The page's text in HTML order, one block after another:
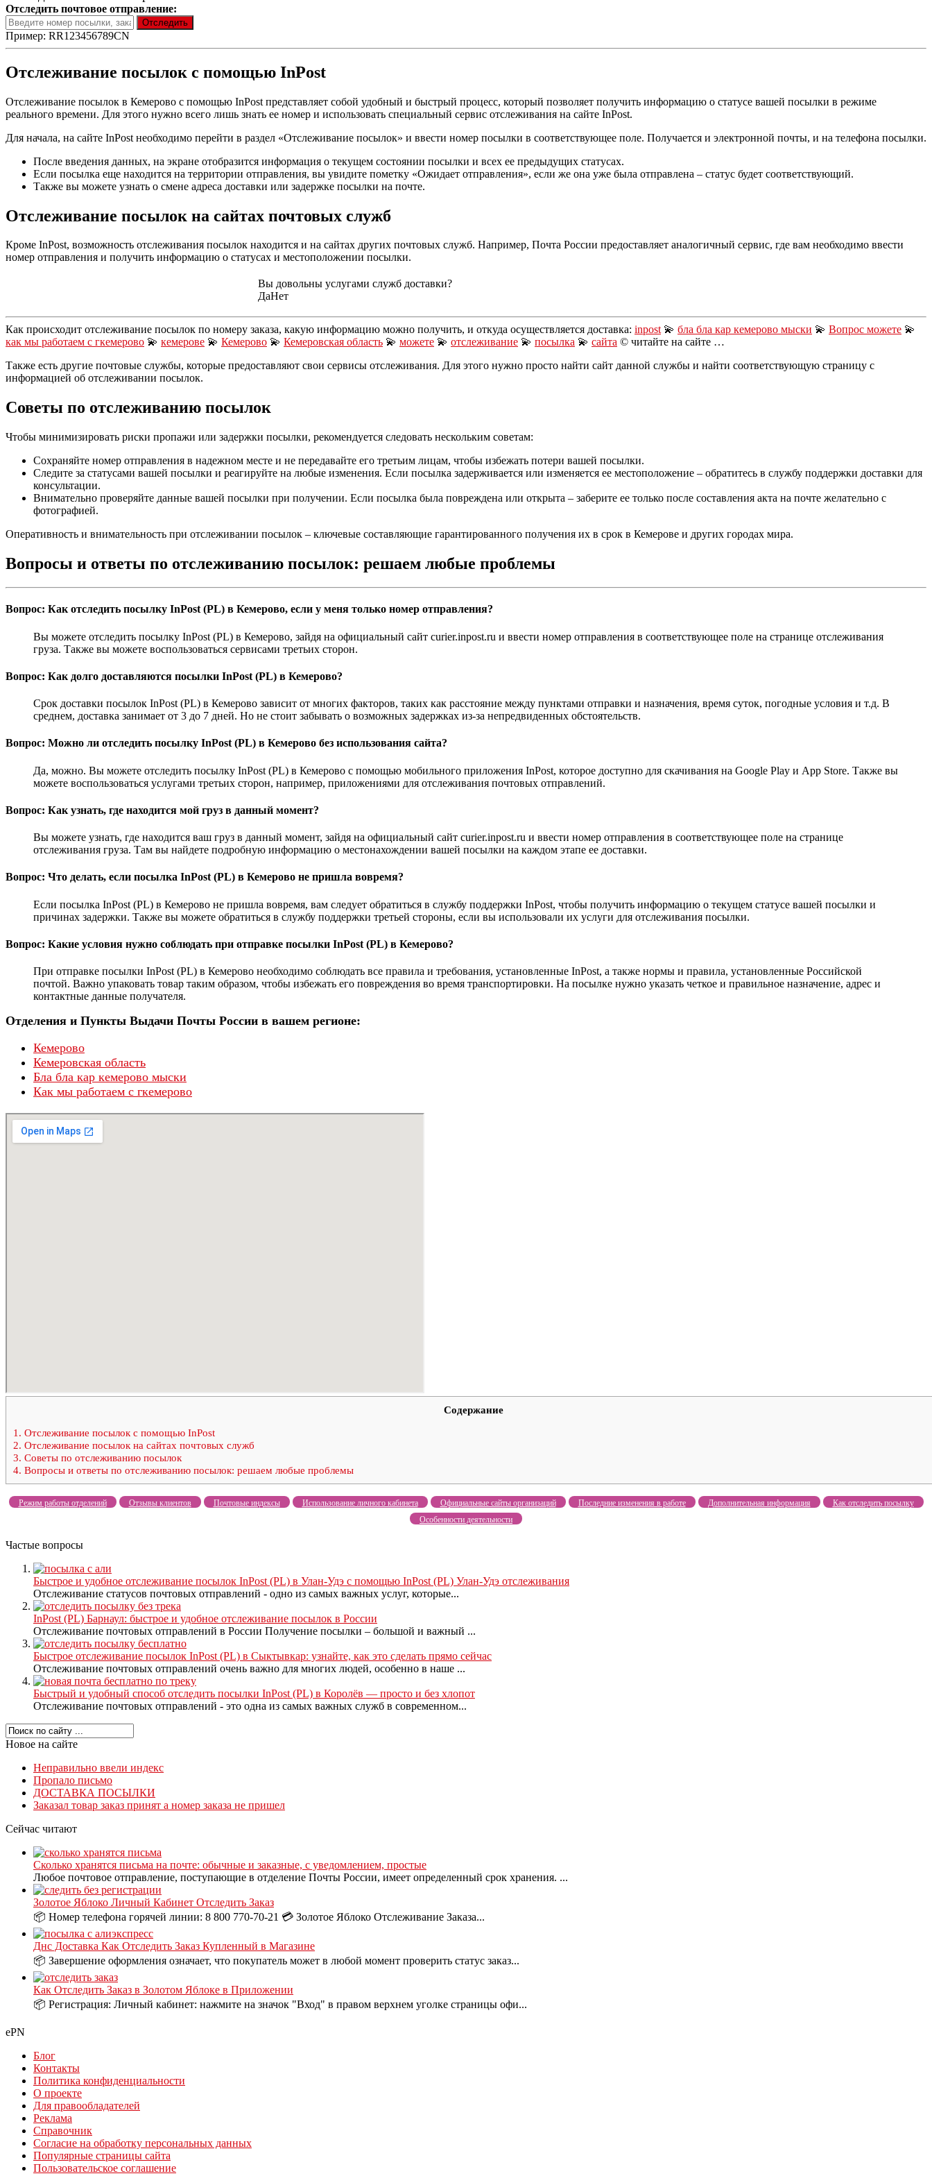
Отследить почтовое отправление:
Пример: RR123456789CN
Отслеживание посылок с помощью InPost
Отслеживание посылок в Кемерово с помощью InPost представляет собой удобный и быстрый процесс, который позволяет получить информацию о статусе вашей посылки в режиме
реального времени. Для этого нужно всего лишь знать ее номер и использовать специальный сервис отслеживания на сайте InPost.
Для начала, на сайте InPost необходимо перейти в раздел «Отслеживание посылок» и ввести номер посылки в соответствующее поле. Получается и электронной почты, и на телефона посылки.
После введения данных, на экране отобразится информация о текущем состоянии посылки и всех ее предыдущих статусах.
Если посылка еще находится на территории отправления, вы увидите пометку «Ожидает отправления», если же она уже была отправлена – статус будет соответствующий.
Также вы можете узнать о смене адреса доставки или задержке посылки на почте.
Отслеживание посылок на сайтах почтовых служб
Кроме InPost, возможность отслеживания посылок находится и на сайтах других почтовых служб. Например, Почта России предоставляет аналогичный сервис, где вам необходимо ввести
номер отправления и получить информацию о статусах и местоположении посылки.
Вы довольны услугами служб доставки?
ДаНет
Как происходит отслеживание посылок по номеру заказа, какую информацию можно получить, и откуда осуществляется доставка: inpost💫 бла бла кар кемерово мыски 💫 Вопрос можете 💫
как мы работаем с гкемерово 💫 кемерове 💫 Кемерово 💫 Кемеровская область 💫 можете 💫 отслеживание 💫 посылка 💫 сайта © читайте на сайте …
Также есть другие почтовые службы, которые предоставляют свои сервисы отслеживания. Для этого нужно просто найти сайт данной службы и найти соответствующую страницу с
информацией об отслеживании посылок.
Советы по отслеживанию посылок
Чтобы минимизировать риски пропажи или задержки посылки, рекомендуется следовать нескольким советам:
Сохраняйте номер отправления в надежном месте и не передавайте его третьим лицам, чтобы избежать потери вашей посылки.
Следите за статусами вашей посылки и реагируйте на любые изменения. Если посылка задерживается или изменяется ее местоположение – обратитесь в службу поддержки доставки для
консультации.
Внимательно проверяйте данные вашей посылки при получении. Если посылка была повреждена или открыта – заберите ее только после составления акта на почте желательно с
фотографией.
Оперативность и внимательность при отслеживании посылок – ключевые составляющие гарантированного получения их в срок в Кемерове и других городах мира.
Вопросы и ответы по отслеживанию посылок: решаем любые проблемы
Вопрос: Как отследить посылку InPost (PL) в Кемерово, если у меня только номер отправления?
Вы можете отследить посылку InPost (PL) в Кемерово, зайдя на официальный сайт curier.inpost.ru и ввести номер отправления в соответствующее поле на странице отслеживания
груза. Также вы можете воспользоваться сервисами третьих сторон.
Вопрос: Как долго доставляются посылки InPost (PL) в Кемерово?
Срок доставки посылок InPost (PL) в Кемерово зависит от многих факторов, таких как расстояние между пунктами отправки и назначения, время суток, погодные условия и т.д. В
среднем, доставка занимает от 3 до 7 дней. Но не стоит забывать о возможных задержках из-за непредвиденных обстоятельств.
Вопрос: Можно ли отследить посылку InPost (PL) в Кемерово без использования сайта?
Да, можно. Вы можете отследить посылку InPost (PL) в Кемерово с помощью мобильного приложения InPost, которое доступно для скачивания на Google Play и App Store. Также вы
можете воспользоваться услугами третьих сторон, например, приложениями для отслеживания почтовых отправлений.
Вопрос: Как узнать, где находится мой груз в данный момент?
Вы можете узнать, где находится ваш груз в данный момент, зайдя на официальный сайт curier.inpost.ru и ввести номер отправления в соответствующее поле на странице
отслеживания груза. Там вы найдете подробную информацию о местонахождении вашей посылки на каждом этапе ее доставки.
Вопрос: Что делать, если посылка InPost (PL) в Кемерово не пришла вовремя?
Если посылка InPost (PL) в Кемерово не пришла вовремя, вам следует обратиться в службу поддержки InPost, чтобы получить информацию о текущем статусе вашей посылки и
причинах задержки. Также вы можете обратиться в службу поддержки третьей стороны, если вы использовали их услуги для отслеживания посылки.
Вопрос: Какие условия нужно соблюдать при отправке посылки InPost (PL) в Кемерово?
При отправке посылки InPost (PL) в Кемерово необходимо соблюдать все правила и требования, установленные InPost, а также нормы и правила, установленные Российской
почтой. Важно упаковать товар таким образом, чтобы избежать его повреждения во время транспортировки. На посылке нужно указать четкое и правильное назначение, адрес и
контактные данные получателя.
Отделения и Пункты Выдачи Почты России в вашем регионе:
Кемерово
Кемеровская область
Бла бла кар кемерово мыски
Как мы работаем с гкемерово
Содержание
1. Отслеживание посылок с помощью InPost
2. Отслеживание посылок на сайтах почтовых служб
3. Советы по отслеживанию посылок
4. Вопросы и ответы по отслеживанию посылок: решаем любые проблемы
Режим работы отделений Отзывы клиентов Почтовые индексы Использование личного кабинета Официальные сайты организаций Последние изменения в работе Дополнительная информация
Как отследить посылку
Особенности деятельности
Частые вопросы
Быстрое и удобное отслеживание посылок InPost (PL) в Улан-Удэ с помощью InPost (PL) Улан-Удэ отслеживания
Отслеживание статусов почтовых отправлений - одно из самых важных услуг, которые...
InPost (PL) Барнаул: быстрое и удобное отслеживание посылок в России
Отслеживание почтовых отправлений в России Получение посылки – большой и важный ...
Быстрое отслеживание посылок InPost (PL) в Сыктывкар: узнайте, как это сделать прямо сейчас
Отслеживание почтовых отправлений очень важно для многих людей, особенно в наше ...
Быстрый и удобный способ отследить посылки InPost (PL) в Королёв — просто и без хлопот
Отслеживание почтовых отправлений - это одна из самых важных служб в современном...
Новое на сайте
Неправильно ввели индекс
Пропало письмо
ДОСТАВКА ПОСЫЛКИ
Заказал товар заказ принят а номер заказа не пришел
Сейчас читают
Сколько хранятся письма на почте: обычные и заказные, с уведомлением, простые
Любое почтовое отправление, поступающие в отделение Почты России, имеет определенный срок хранения. ...
Золотое Яблоко Личный Кабинет Отследить Заказ
📦 Номер телефона горячей линии: 8 800 770-70-21 💳 Золотое Яблоко Отслеживание Заказа...
Днс Доставка Как Отследить Заказ Купленный в Магазине
📦 Завершение оформления означает, что покупатель может в любой момент проверить статус заказ...
Как Отследить Заказ в Золотом Яблоке в Приложении
📦 Регистрация: Личный кабинет: нажмите на значок "Вход" в правом верхнем уголке страницы офи...
ePN
Блог
Контакты
Политика конфиденциальности
О проекте
Для правообладателей
Реклама
Справочник
Согласие на обработку персональных данных
Популярные страницы сайта
Пользовательское соглашение